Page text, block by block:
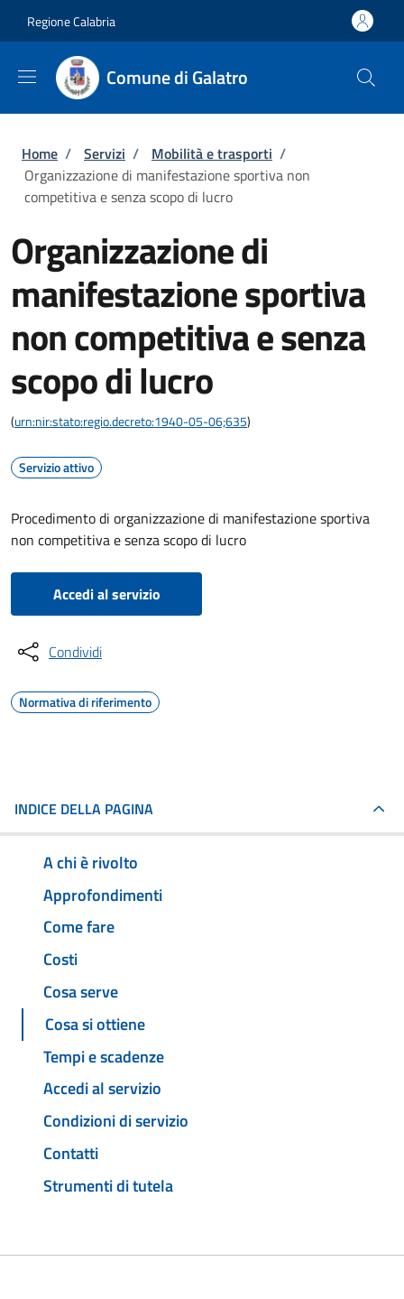
Regione Calabria
Comune di Galatro
Briciole di pane
Home / Servizi / Mobilità e trasporti /
Organizzazione di manifestazione sportiva non
competitiva e senza scopo di lucro
Organizzazione di
manifestazione sportiva
non competitiva e senza
scopo di lucro
(urn:nir:stato:regio.decreto:1940-05-06;635)
Servizio attivo
Procedimento di organizzazione di manifestazione sportiva
non competitiva e senza scopo di lucro
Accedi al servizio
Condividi
Normativa di riferimento
INDICE DELLA PAGINA
A chi è rivolto
Approfondimenti
Come fare
Costi
Cosa serve
Cosa si ottiene
Tempi e scadenze
Accedi al servizio
Condizioni di servizio
Contatti
Strumenti di tutela